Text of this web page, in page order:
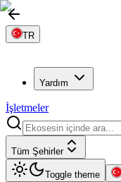
TR
Yardım
İşletmeler
Tüm Şehirler
Toggle theme